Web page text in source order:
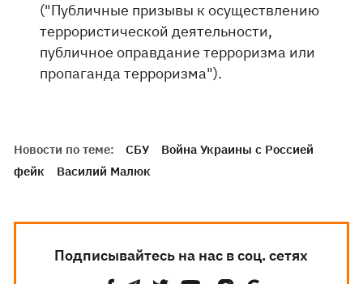
("Публичные призывы к осуществлению
террористической деятельности,
публичное оправдание терроризма или
пропаганда терроризма").
Новости по теме: СБУ
Война Украины с Россией
фейк
Василий Малюк
Подписывайтесь на нас в соц. сетях